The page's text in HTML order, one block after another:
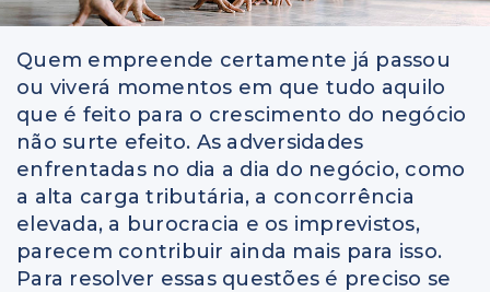
Quem empreende certamente já passou
ou viverá momentos em que tudo aquilo
que é feito para o crescimento do negócio
não surte efeito. As adversidades
enfrentadas no dia a dia do negócio, como
a alta carga tributária, a concorrência
elevada, a burocracia e os imprevistos,
parecem contribuir ainda mais para isso.
Para resolver essas questões é preciso se